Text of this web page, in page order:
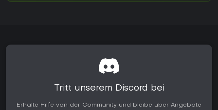
Tritt unserem Discord bei
Erhalte Hilfe von der Community und bleibe über Angebote